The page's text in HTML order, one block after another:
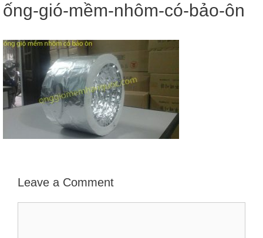
ống-gió-mềm-nhôm-có-bảo-ôn
Leave a Comment